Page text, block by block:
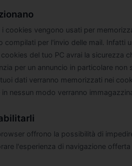
i cookies vengono usati per
compilati per l'invio delle mail. Infatti
del tuo PC avrai la sicurezza
per un annuncio in particolare
dati verranno memorizzati nei
nessun modo verranno
offrono la possibilità di
l'esperienza di navigazione offerta